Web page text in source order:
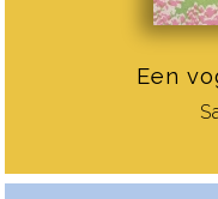
Een